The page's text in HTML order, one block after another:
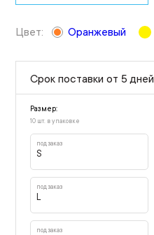
Цвет: Оранжевый
Срок поставки от 5 дней
Размер:
10 шт. в упаковке
под заказ
S
под заказ
L
под заказ